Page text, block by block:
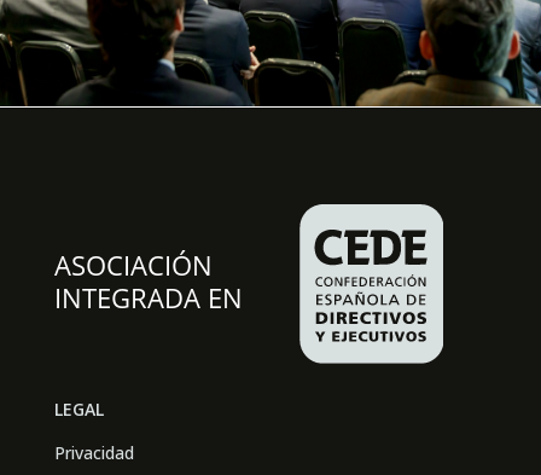
LEGAL
Privacidad